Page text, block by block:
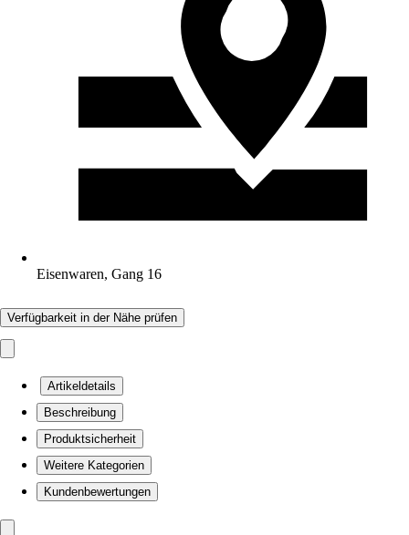
Eisenwaren, Gang 16
Verfügbarkeit in der Nähe prüfen
Artikeldetails
Beschreibung
Produktsicherheit
Weitere Kategorien
Kundenbewertungen